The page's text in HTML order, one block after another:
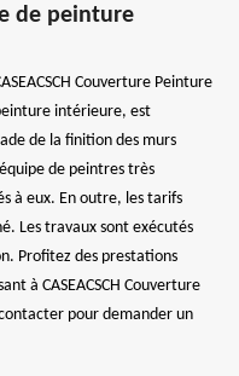
de peinture
Couverture Peinture
intérieure, est
de la finition des murs
de peintres très
à eux. En outre, les tarifs
Les travaux sont exécutés
Profitez des prestations
à CASEACSCH Couverture
pour demander un